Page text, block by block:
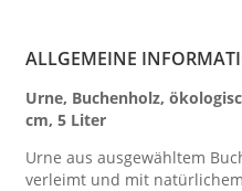
ALLGEMEINE
Urne, Buchenholz,
cm, 5 Liter
Urne aus ausgewähltem
verleimt und mit